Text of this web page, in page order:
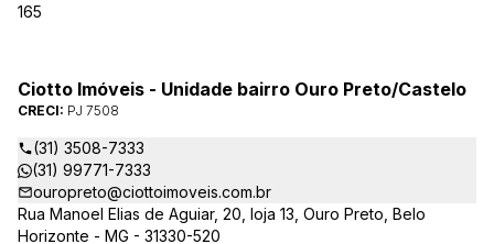
165
Ciotto Imóveis - Unidade bairro Ouro Preto/Castelo
CRECI: PJ 7508
(31) 3508-7333
(31) 99771-7333
ouropreto@ciottoimoveis.com.br
Rua Manoel Elias de Aguiar, 20, loja 13, Ouro Preto, Belo
Horizonte - MG - 31330-520